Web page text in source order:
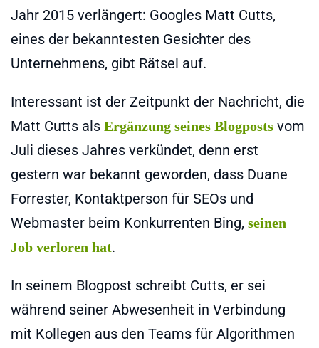
Jahr 2015 verlängert: Googles Matt Cutts,
eines der bekanntesten Gesichter des
Unternehmens, gibt Rätsel auf.
Interessant ist der Zeitpunkt der Nachricht, die
Matt Cutts als Ergänzung seines Blogposts vom
Juli dieses Jahres verkündet, denn erst
gestern war bekannt geworden, dass Duane
Forrester, Kontaktperson für SEOs und
Webmaster beim Konkurrenten Bing, seinen
Job verloren hat.
In seinem Blogpost schreibt Cutts, er sei
während seiner Abwesenheit in Verbindung
mit Kollegen aus den Teams für Algorithmen